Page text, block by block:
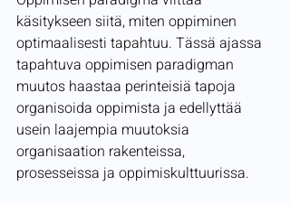
käsitykseen siitä, miten oppiminen
optimaalisesti tapahtuu. Tässä ajassa
tapahtuva oppimisen paradigman
muutos haastaa perinteisiä tapoja
organisoida oppimista ja edellyttää
usein laajempia muutoksia
organisaation rakenteissa,
prosesseissa ja oppimiskulttuurissa.